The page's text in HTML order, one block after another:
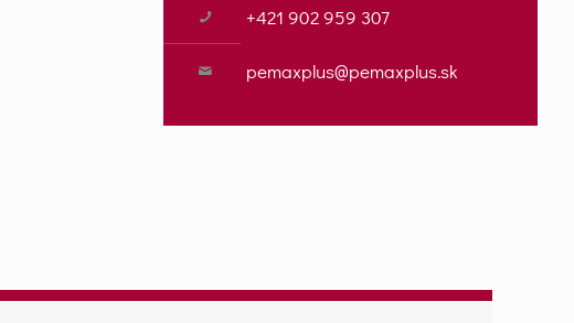
+421 902 959 307
pemaxplus@pemaxplus.sk